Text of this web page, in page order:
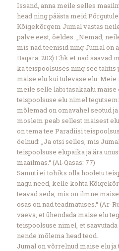
Issand, anna meile selles
head ning päästa meid
Kõigekõrgem Jumal vastas
palve eest, öeldes: „Nemad,
mis nad teenisid ning Jumal on
Baqara: 202) Ehk et nad saavad
ka teispoolsuses ning see
maise elu kui tulevase elu.
meile selle läbi tasakaalu maise
teispoolsuse elu nimel
mõlemad on omavahel seotud
moslem peab sellest maisest
on tema tee Paradiisi
öelnud: „Ja otsi selles, mis
teispoolsuse elupaika ja ära
maailmas.“ (Al-Qasas: 77)
Samuti ei tohiks olla hooletu
nagu need, kelle kohta
teavad seda, mis on ilmne
osas on nad teadmatuses.“ (Ar-
vaeva, et ühendada maise elu
teispoolsuse nimel, et
nende mõlema head teod.
Jumal on võrrelnud maise elu ja